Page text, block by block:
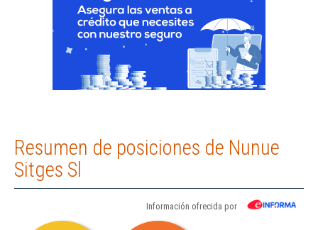
Resumen de posiciones de Nunue
Sitges Sl
Información ofrecida por